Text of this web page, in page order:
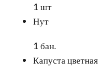
1 шт
Нут
1 бан.
Капуста цветная